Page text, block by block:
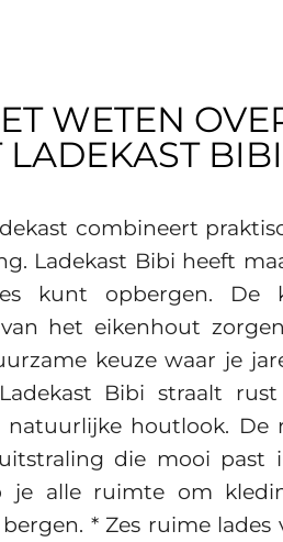
WETEN
LADEKAST
combineert
Ladekast Bibi heeft
kunt opbergen. De
het eikenhout
keuze waar je
Bibi straalt
houtlook. De
die mooi past
je alle ruimte om
* Zes ruime